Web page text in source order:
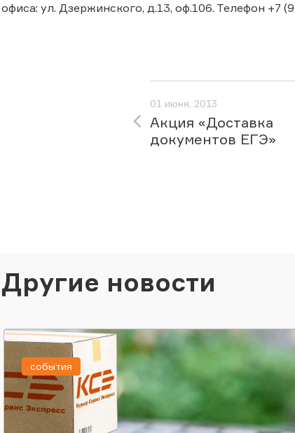
офиса: ул. Дзержинского, д.13, оф.106. Телефон +7
01 июня, 2013
Акция «Доставка
документов ЕГЭ»
Другие новости
события